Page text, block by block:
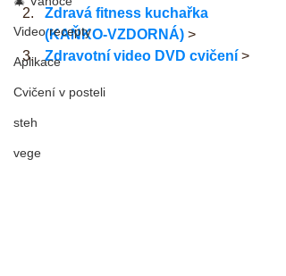
Video recepty
Aplikace
Cvičení v posteli
steh
vege
Zdravá fitness kuchařka
(KAŇKO-VZDORNÁ) >
Zdravotní video DVD cvičení >